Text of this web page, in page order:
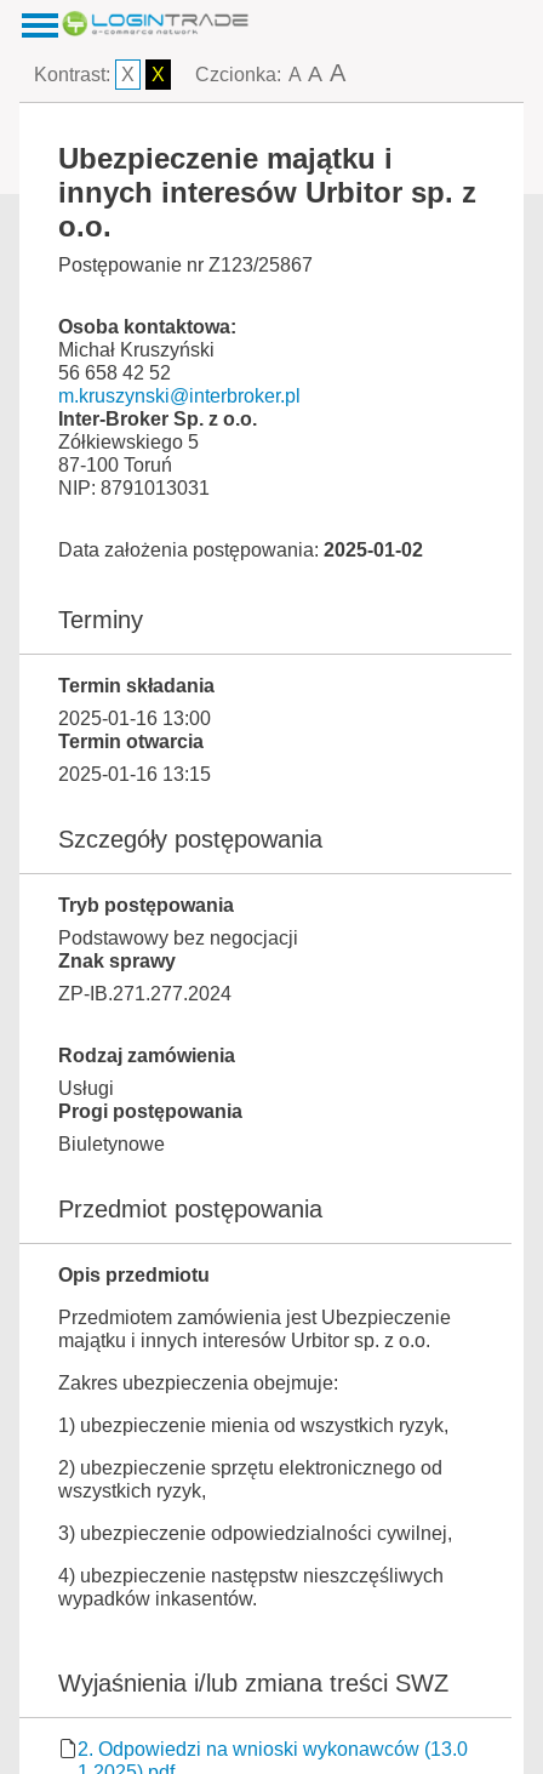
Kontrast: X X Czcionka: A A A
Ubezpieczenie majątku i
innych interesów Urbitor sp. z
o.o.
Postępowanie nr Z123/25867
Osoba kontaktowa:
Michał Kruszyński
56 658 42 52
m.kruszynski@interbroker.pl
Inter-Broker Sp. z o.o.
Zółkiewskiego 5
87-100 Toruń
NIP: 8791013031
Data założenia postępowania: 2025-01-02
Terminy
Termin składania
2025-01-16 13:00
Termin otwarcia
2025-01-16 13:15
Szczegóły postępowania
Tryb postępowania
Podstawowy bez negocjacji
Znak sprawy
ZP-IB.271.277.2024
Rodzaj zamówienia
Usługi
Progi postępowania
Biuletynowe
Przedmiot postępowania
Opis przedmiotu
Przedmiotem zamówienia jest Ubezpieczenie
majątku i innych interesów Urbitor sp. z o.o.
Zakres ubezpieczenia obejmuje:
1) ubezpieczenie mienia od wszystkich ryzyk,
2) ubezpieczenie sprzętu elektronicznego od
wszystkich ryzyk,
3) ubezpieczenie odpowiedzialności cywilnej,
4) ubezpieczenie następstw nieszczęśliwych
wypadków inkasentów.
Wyjaśnienia i/lub zmiana treści SWZ
2. Odpowiedzi na wnioski wykonawców (13.0